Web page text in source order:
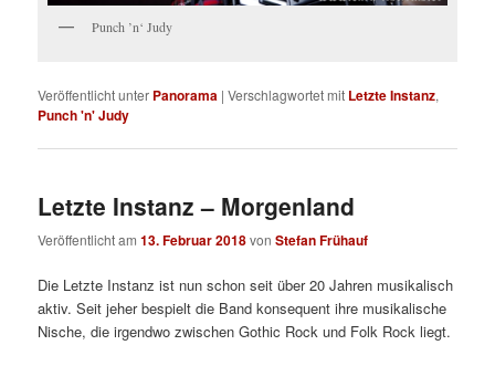
Punch ’n‘ Judy
Veröffentlicht unter Panorama |Verschlagwortet mit Letzte Instanz,
Punch 'n' Judy
Letzte Instanz – Morgenland
Veröffentlicht am13. Februar 2018vonStefan Frühauf
Die Letzte Instanz ist nun schon seit über 20 Jahren musikalisch
aktiv. Seit jeher bespielt die Band konsequent ihre musikalische
Nische, die irgendwo zwischen Gothic Rock und Folk Rock liegt.